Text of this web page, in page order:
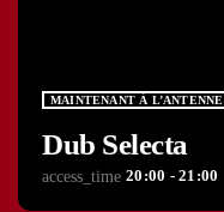
MAINTENANT À L’ANTENNE
Dub Selecta
access_time 20:00 - 21:00